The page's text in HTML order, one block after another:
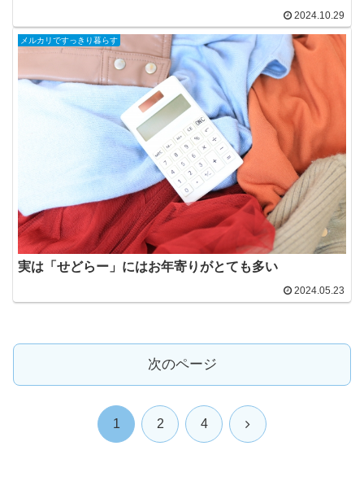
2024.10.29
メルカリですっきり暮らす
実は「せどらー」にはお年寄りがとても多い
2024.05.23
次のページ
1 2 4 次